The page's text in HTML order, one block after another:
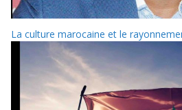
La culture marocaine et le